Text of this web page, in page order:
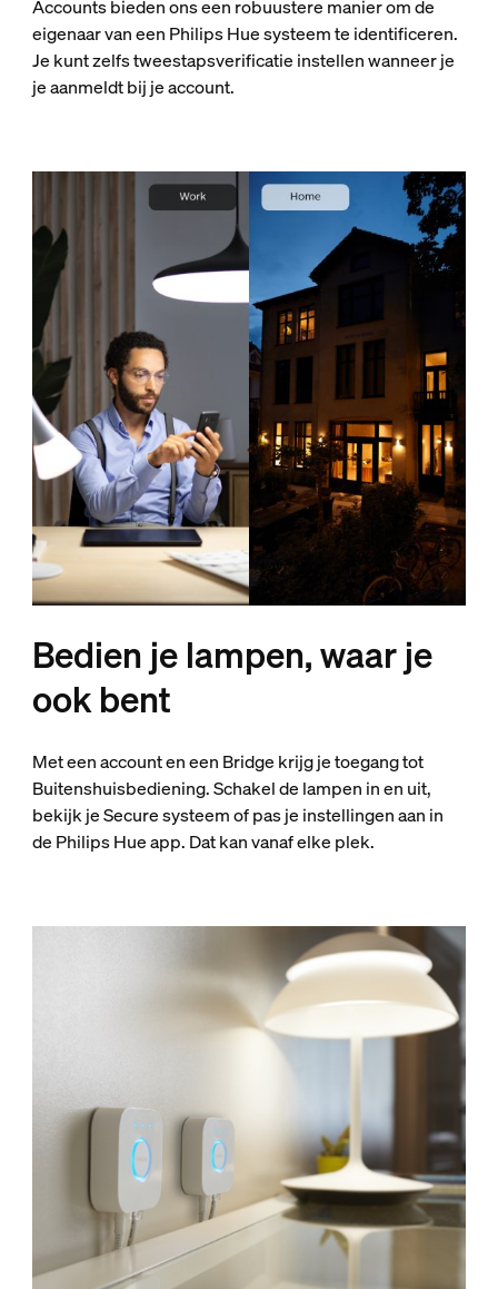
Accounts bieden ons een robuustere manier om de
eigenaar van een Philips Hue systeem te identificeren.
Je kunt zelfs tweestapsverificatie instellen wanneer je
je aanmeldt bij je account.
Bedien je lampen, waar je
ook bent
Met een account en een Bridge krijg je toegang tot
Buitenshuisbediening. Schakel de lampen in en uit,
bekijk je Secure systeem of pas je instellingen aan in
de Philips Hue app. Dat kan vanaf elke plek.